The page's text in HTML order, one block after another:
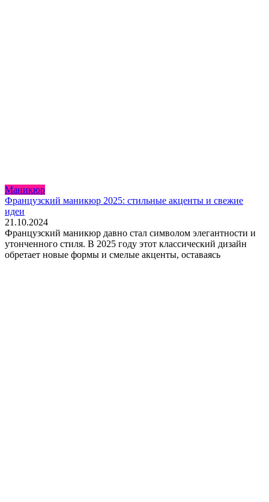
Маникюр
Французский маникюр 2025: стильные акценты и свежие
идеи
21.10.2024
Французский маникюр давно стал символом элегантности и
утонченного стиля. В 2025 году этот классический дизайн
обретает новые формы и смелые акценты, оставаясь